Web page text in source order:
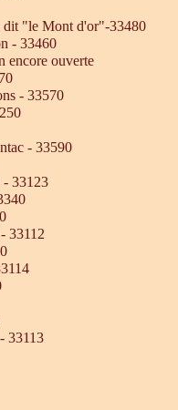
dit "le Mont d'or"-33480
- 33460
encore ouverte
- 33570
- 33590
- 33123
33112
33113